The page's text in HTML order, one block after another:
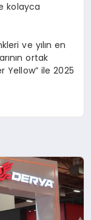
kolayca
ve yılın en
ortak
Yellow” ile 2025